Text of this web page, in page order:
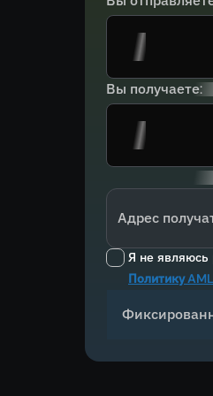
Вы получаете:
Адрес
Я не
Политику AML